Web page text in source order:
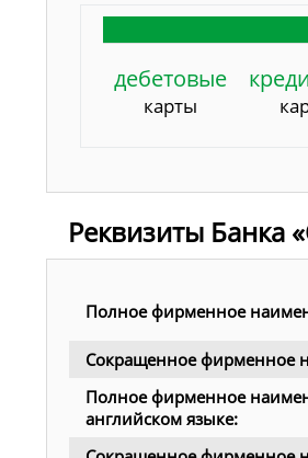
дебетовые
карты
Реквизиты Банка
Полное фирменное
Сокращенное фирменное
Полное фирменное
английском языке: